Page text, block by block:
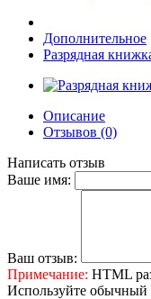
Дополнительное
Разрядная
Описание
Отзывов (0)
Написать отзыв
Ваше имя:
Ваш отзыв:
Примечание: HTML
Используйте обычный